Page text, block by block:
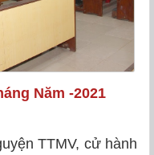
Năm -2021
TTMV, cử hành